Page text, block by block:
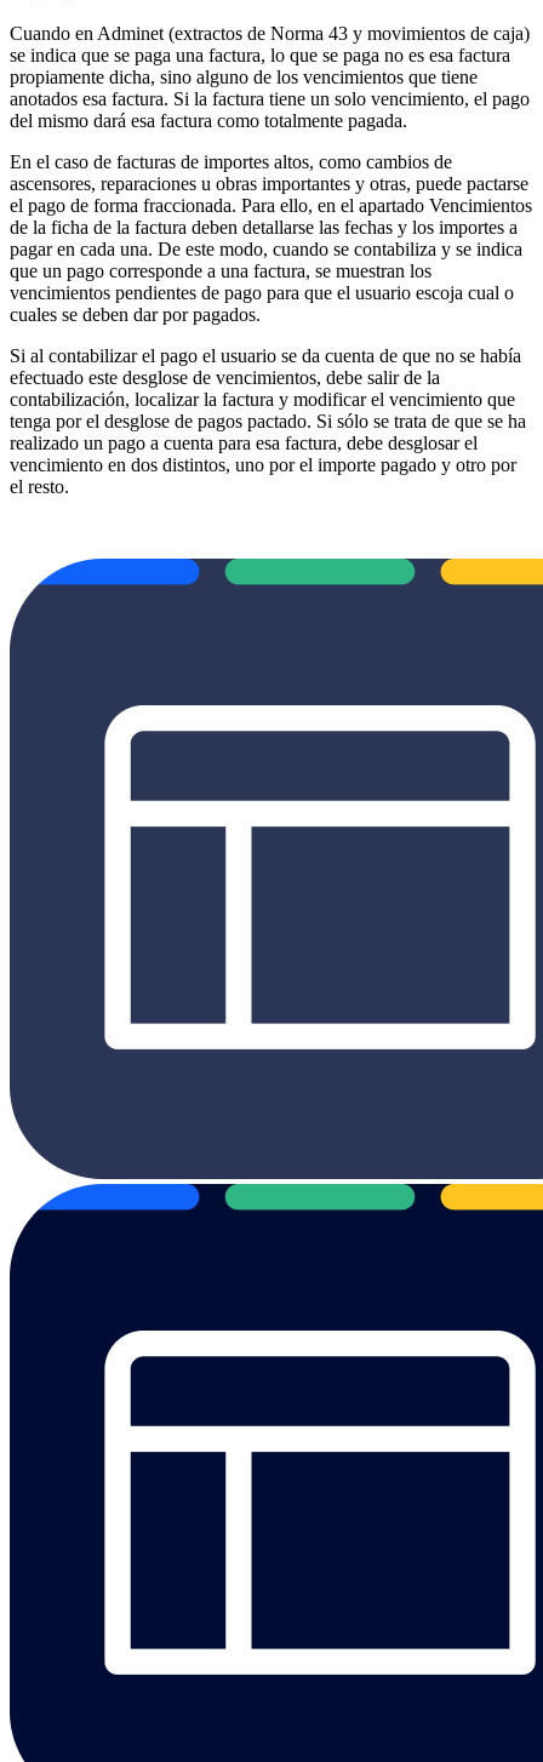
Cuando en Adminet (extractos de Norma 43 y movimientos de caja)
se indica que se paga una factura, lo que se paga no es esa factura
propiamente dicha, sino alguno de los vencimientos que tiene
anotados esa factura. Si la factura tiene un solo vencimiento, el pago
del mismo dará esa factura como totalmente pagada.
En el caso de facturas de importes altos, como cambios de
ascensores, reparaciones u obras importantes y otras, puede pactarse
el pago de forma fraccionada. Para ello, en el apartado Vencimientos
de la ficha de la factura deben detallarse las fechas y los importes a
pagar en cada una. De este modo, cuando se contabiliza y se indica
que un pago corresponde a una factura, se muestran los
vencimientos pendientes de pago para que el usuario escoja cual o
cuales se deben dar por pagados.
Si al contabilizar el pago el usuario se da cuenta de que no se había
efectuado este desglose de vencimientos, debe salir de la
contabilización, localizar la factura y modificar el vencimiento que
tenga por el desglose de pagos pactado. Si sólo se trata de que se ha
realizado un pago a cuenta para esa factura, debe desglosar el
vencimiento en dos distintos, uno por el importe pagado y otro por
el resto.